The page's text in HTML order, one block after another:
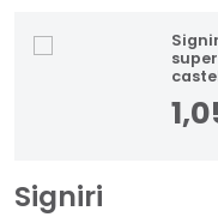
Signiri